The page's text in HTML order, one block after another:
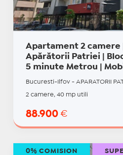
Apartament 2 camere
Apărătorii Patriei | Bloc
5 minute Metrou |
Bucuresti-Ilfov - APARATORII
2 camere, 40 mp utili
88.900 €
0% COMISION